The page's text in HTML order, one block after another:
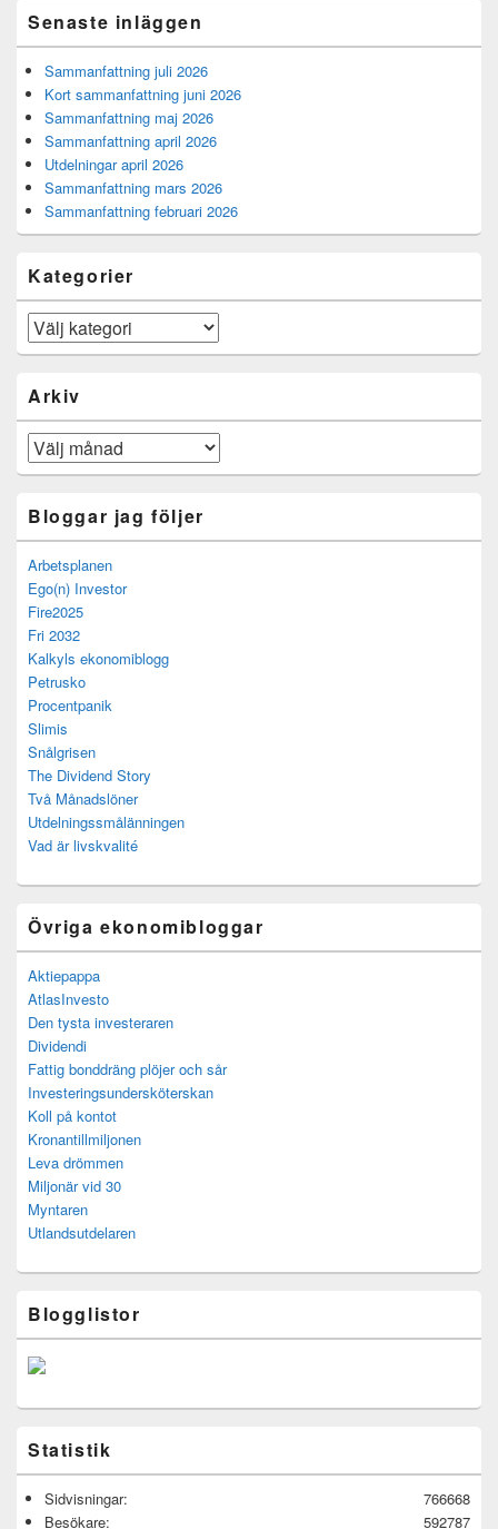
Senaste inläggen
Sammanfattning juli 2026
Kort sammanfattning juni 2026
Sammanfattning maj 2026
Sammanfattning april 2026
Utdelningar april 2026
Sammanfattning mars 2026
Sammanfattning februari 2026
Kategorier
Kategorier
Arkiv
Arkiv
Bloggar jag följer
Arbetsplanen
Ego(n) Investor
Fire2025
Fri 2032
Kalkyls ekonomiblogg
Petrusko
Procentpanik
Slimis
Snålgrisen
The Dividend Story
Två Månadslöner
Utdelningssmålänningen
Vad är livskvalité
Övriga ekonomibloggar
Aktiepappa
AtlasInvesto
Den tysta investeraren
Dividendi
Fattig bonddräng plöjer och sår
Investeringsundersköterskan
Koll på kontot
Kronantillmiljonen
Leva drömmen
Miljonär vid 30
Myntaren
Utlandsutdelaren
Blogglistor
Statistik
766668
Sidvisningar:
592787
Besökare: